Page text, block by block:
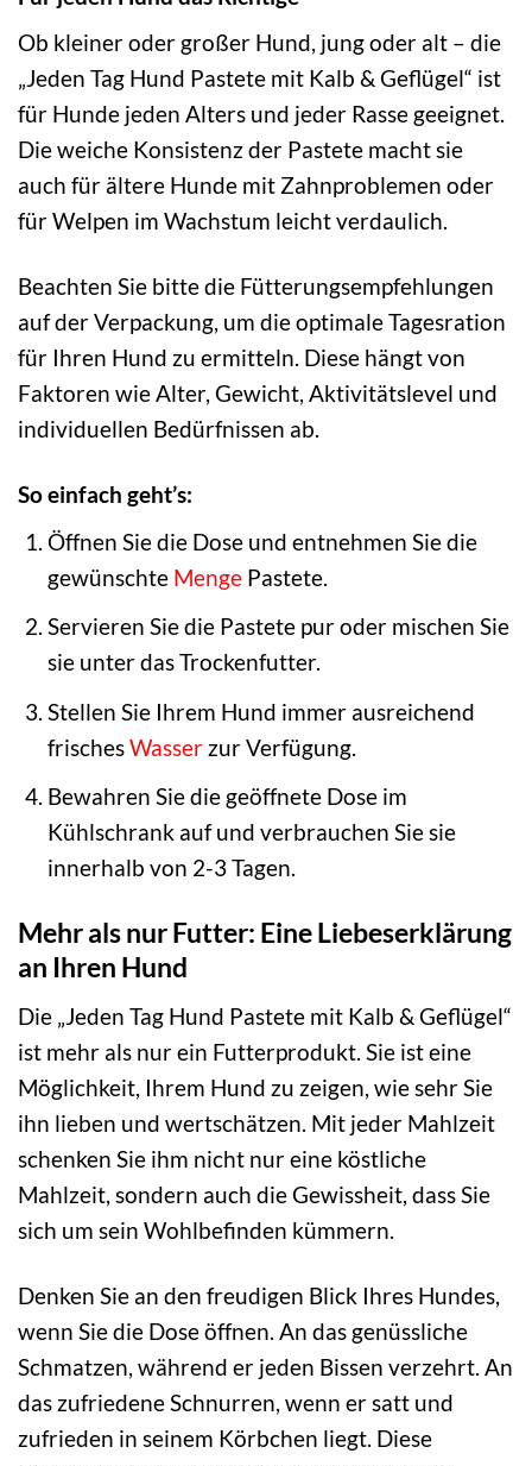
Ob kleiner oder großer Hund, jung oder alt – die
„Jeden Tag Hund Pastete mit Kalb & Geflügel“ ist
für Hunde jeden Alters und jeder Rasse geeignet.
Die weiche Konsistenz der Pastete macht sie
auch für ältere Hunde mit Zahnproblemen oder
für Welpen im Wachstum leicht verdaulich.
Beachten Sie bitte die Fütterungsempfehlungen
auf der Verpackung, um die optimale Tagesration
für Ihren Hund zu ermitteln. Diese hängt von
Faktoren wie Alter, Gewicht, Aktivitätslevel und
individuellen Bedürfnissen ab.
So einfach geht’s:
Öffnen Sie die Dose und entnehmen Sie die
gewünschte MengePastete.
Servieren Sie die Pastete pur oder mischen Sie
sie unter das Trockenfutter.
Stellen Sie Ihrem Hund immer ausreichend
frischesWasserzur Verfügung.
Bewahren Sie die geöffnete Dose im
Kühlschrank auf und verbrauchen Sie sie
innerhalb von 2-3 Tagen.
Mehr als nur Futter: Eine Liebeserklärung
an Ihren Hund
Die „Jeden Tag Hund Pastete mit Kalb & Geflügel“
ist mehr als nur ein Futterprodukt. Sie ist eine
Möglichkeit, Ihrem Hund zu zeigen, wie sehr Sie
ihn lieben und wertschätzen. Mit jeder Mahlzeit
schenken Sie ihm nicht nur eine köstliche
Mahlzeit, sondern auch die Gewissheit, dass Sie
sich um sein Wohlbefinden kümmern.
Denken Sie an den freudigen Blick Ihres Hundes,
wenn Sie die Dose öffnen. An das genüssliche
Schmatzen, während er jeden Bissen verzehrt. An
das zufriedene Schnurren, wenn er satt und
zufrieden in seinem Körbchen liegt. Diese